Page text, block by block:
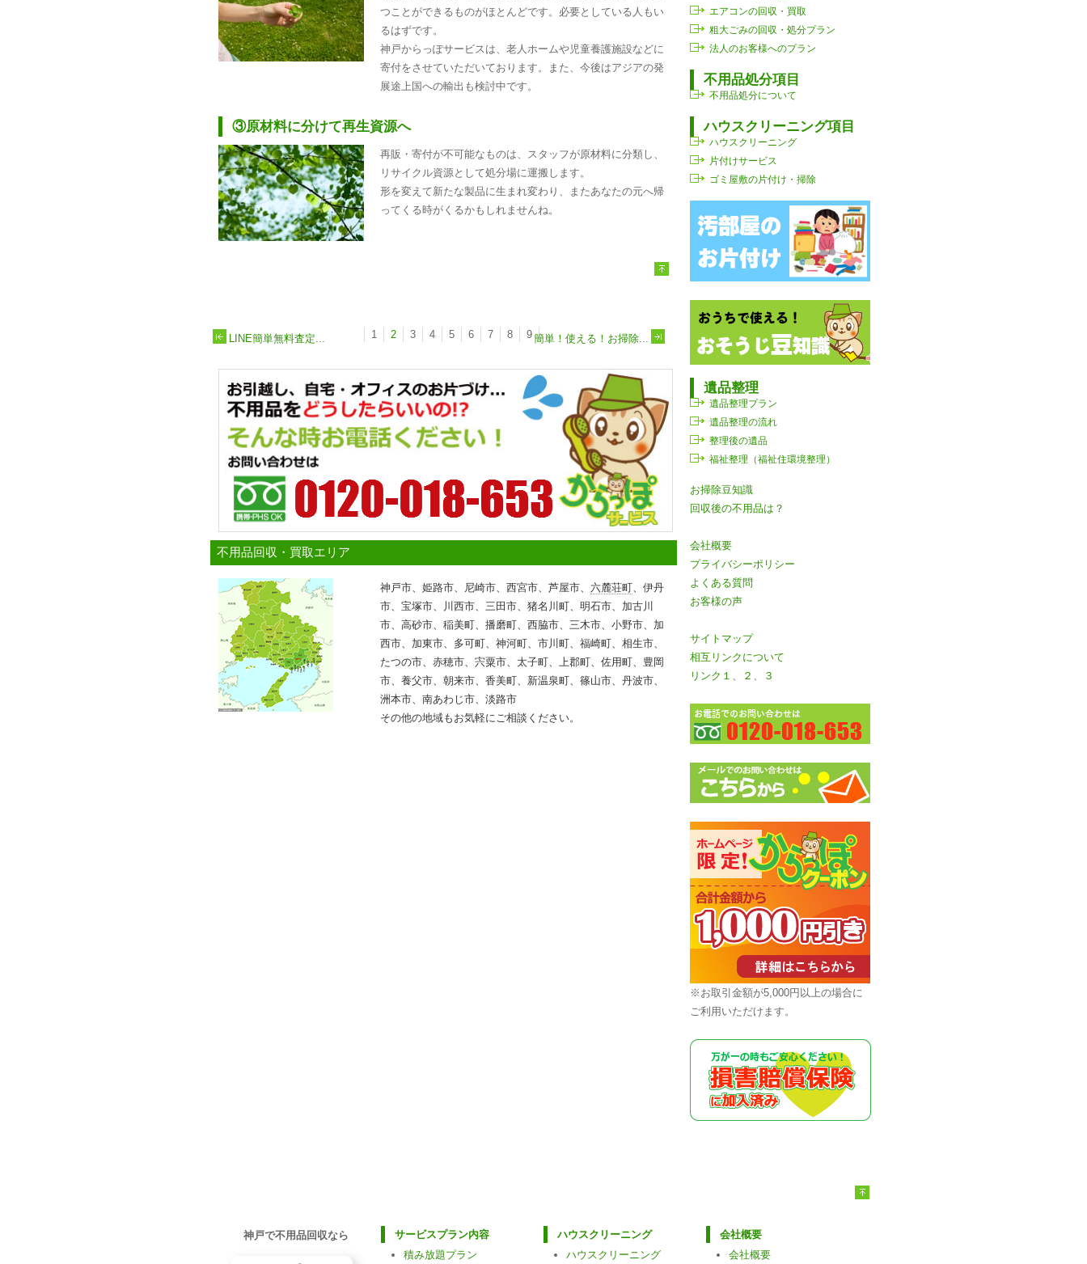
つことができるものがほとんどです。必要としている人もい
るはずです。
神戸からっぽサービスは、老人ホームや児童養護施設などに
寄付をさせていただいております。また、今後はアジアの発
展途上国への輸出も検討中です。
③原材料に分けて再生資源へ
再販・寄付が不可能なものは、スタッフが原材料に分類し、
リサイクル資源として処分場に運搬します。
形を変えて新たな製品に生まれ変わり、またあなたの元へ帰
ってくる時がくるかもしれませんね。
LINE簡単無料査定... 1 2 3 4 5 6 7 8 9簡単！使える！お掃除...
不用品回収・買取エリア
神戸市、姫路市、尼崎市、西宮市、芦屋市、六麓荘町、伊丹
市、宝塚市、川西市、三田市、猪名川町、明石市、加古川
市、高砂市、稲美町、播磨町、西脇市、三木市、小野市、加
西市、加東市、多可町、神河町、市川町、福崎町、相生市、
たつの市、赤穂市、宍粟市、太子町、上郡町、佐用町、豊岡
市、養父市、朝来市、香美町、新温泉町、篠山市、丹波市、
洲本市、南あわじ市、淡路市
その他の地域もお気軽にご相談ください。
エアコンの回収・買取
粗大ごみの回収・処分プラン
法人のお客様へのプラン
不用品処分項目
不用品処分について
ハウスクリーニング項目
ハウスクリーニング
片付けサービス
ゴミ屋敷の片付け・掃除
遺品整理
遺品整理プラン
遺品整理の流れ
整理後の遺品
福祉整理（福祉住環境整理）
お掃除豆知識
回収後の不用品は？
会社概要
プライバシーポリシー
よくある質問
お客様の声
サイトマップ
相互リンクについて
リンク１ 、 ２ 、 ３
※お取引金額が5,000円以上の場合に
ご利用いただけます。
神戸で不用品回収なら
サービスプラン内容
積み放題プラン
ハウスクリーニング
ハウスクリーニング
会社概要
会社概要